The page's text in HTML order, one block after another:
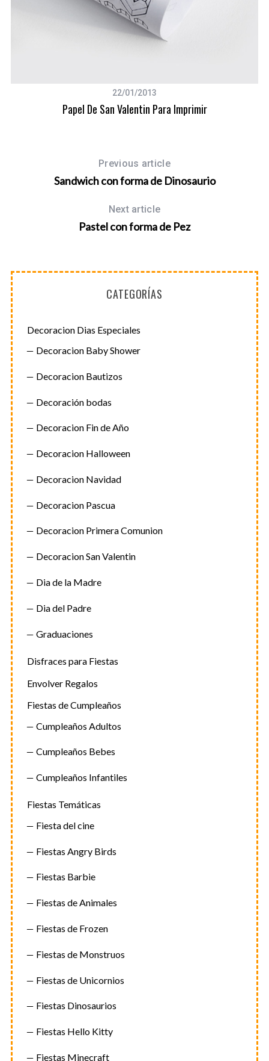
22/01/2013
Papel De San Valentin Para Imprimir
Previous article
Sandwich con forma de Dinosaurio
Next article
Pastel con forma de Pez
CATEGORÍAS
Decoracion Dias Especiales
Decoracion Baby Shower
Decoracion Bautizos
Decoración bodas
Decoracion Fin de Año
Decoracion Halloween
Decoracion Navidad
Decoracion Pascua
Decoracion Primera Comunion
Decoracion San Valentin
Dia de la Madre
Dia del Padre
Graduaciones
Disfraces para Fiestas
Envolver Regalos
Fiestas de Cumpleaños
Cumpleaños Adultos
Cumpleaños Bebes
Cumpleaños Infantiles
Fiestas Temáticas
Fiesta del cine
Fiestas Angry Birds
Fiestas Barbie
Fiestas de Animales
Fiestas de Frozen
Fiestas de Monstruos
Fiestas de Unicornios
Fiestas Dinosaurios
Fiestas Hello Kitty
Fiestas Minecraft